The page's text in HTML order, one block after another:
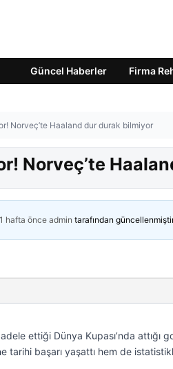
Güncel Haberler Firma
Norveç’te Haaland dur durak bilmiyor
Norveç’te
hafta önce admin tarafından
ettiği Dünya Kupası’nda attığı
tarihi başarı yaşattı hem de